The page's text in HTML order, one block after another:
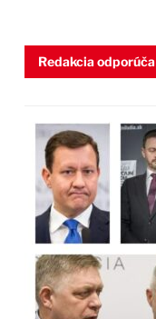
Redakcia odporúča